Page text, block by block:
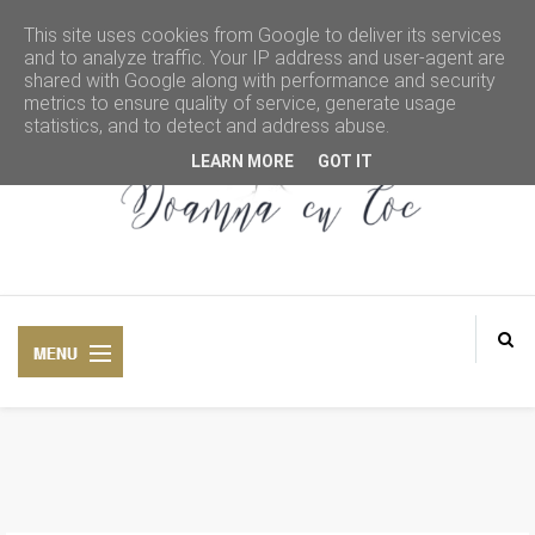
This site uses cookies from Google to deliver its services
and to analyze traffic. Your IP address and user-agent are
shared with Google along with performance and security
metrics to ensure quality of service, generate usage
statistics, and to detect and address abuse.
LEARN MORE GOT IT